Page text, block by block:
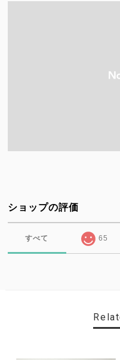
ショップの評価
すべて 65